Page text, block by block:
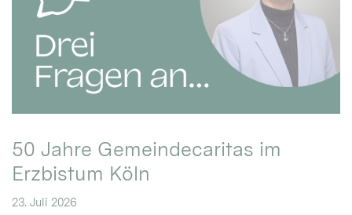
50 Jahre Gemeindecaritas im
Erzbistum Köln
23. Juli 2026